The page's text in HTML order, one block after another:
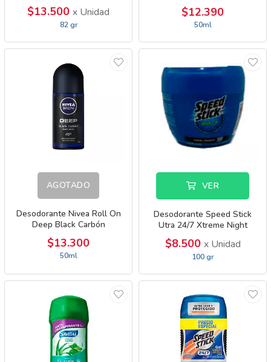
$13.500 x Unidad
82 gr
$12.390
50ml
AGOTADO
Desodorante Nivea Roll On
Deep Black Carbón
$13.300
50ml
VER
Desodorante Speed Stick
Utra 24/7 Xtreme Night
$8.500 x Unidad
100 gr